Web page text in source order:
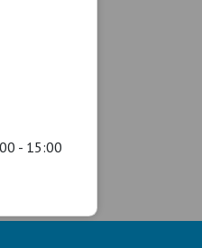
- 15:00